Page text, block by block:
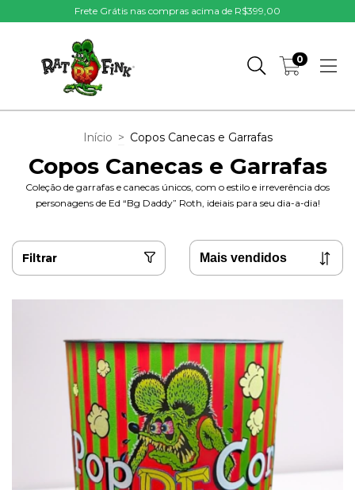
Frete Grátis nas compras acima de R$399,00
0
Início > Copos Canecas e Garrafas
Copos Canecas e Garrafas
Coleção de garrafas e canecas únicos, com o estilo e irreverência dos
personagens de Ed “Bg Daddy” Roth, ideiais para seu dia-a-dia!
Filtrar